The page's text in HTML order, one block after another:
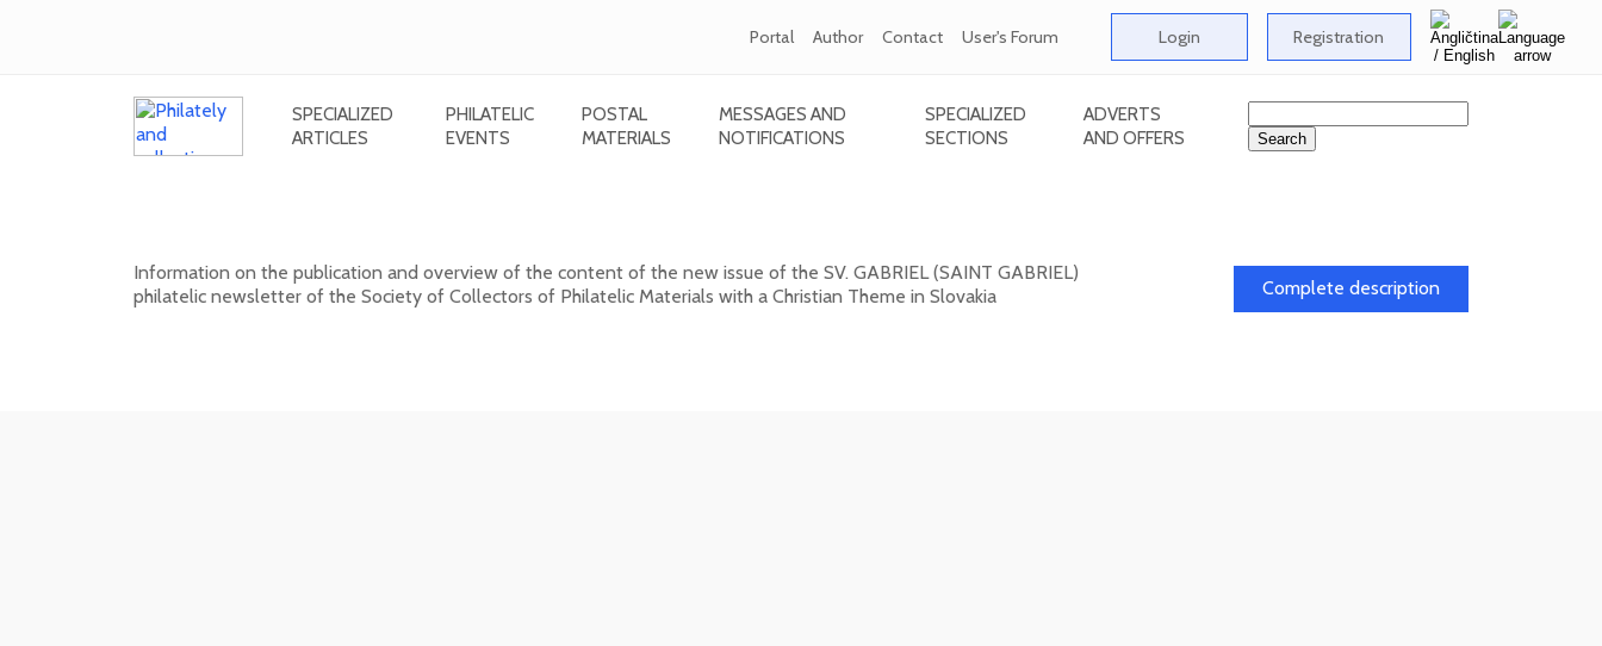
Portal Author Contact User's Forum Login Registration
SPECIALIZED
ARTICLES
PHILATELIC
EVENTS
POSTAL
MATERIALS
MESSAGES AND
NOTIFICATIONS
SPECIALIZED
SECTIONS
ADVERTS
AND OFFERS
Information on the publication and overview of the content of the new issue of the SV. GABRIEL (SAINT GABRIEL)
philatelic newsletter of the Society of Collectors of Philatelic Materials with a Christian Theme in Slovakia
Complete description